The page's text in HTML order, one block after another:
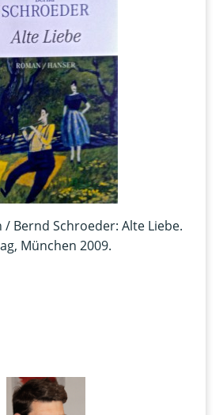
/ Bernd Schroeder: Alte Liebe.
München 2009.